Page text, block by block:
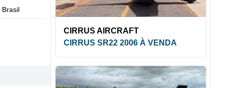
Brasil
CIRRUS AIRCRAFT
CIRRUS SR22 2006 À VENDA